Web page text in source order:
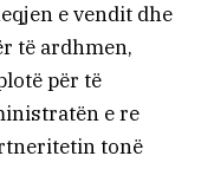
e vendit dhe
të ardhmen,
për të
e re
tonë